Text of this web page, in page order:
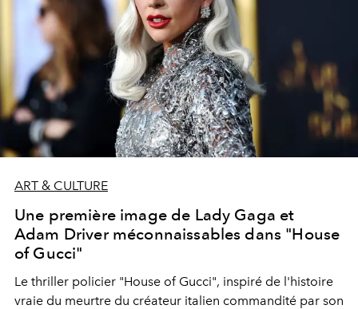
ART & CULTURE
Une première image de Lady Gaga et
Adam Driver méconnaissables dans "House
of Gucci"
Le thriller policier "House of Gucci", inspiré de l'histoire
vraie du meurtre du créateur italien commandité par son